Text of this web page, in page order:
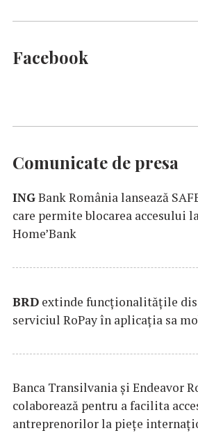
Facebook
Comunicate de presa
INGBank România lansează
care permite blocarea accesului
Home’Bank
BRD extinde funcţionalităţile
serviciul RoPay în aplicaţia sa
Banca Transilvania şi Endeavor
colaborează pentru a facilita
antreprenorilor la pieţe